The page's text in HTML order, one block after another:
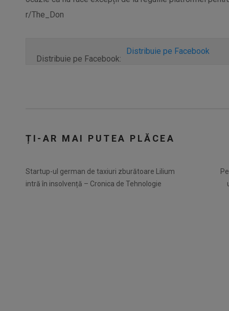
r/The_Don
Distribuie pe Facebook:
Distribuie pe Facebook
ȚI-AR MAI PUTEA PLĂCEA
Startup-ul german de taxiuri zburătoare Lilium
intră în insolvență – Cronica de Tehnologie